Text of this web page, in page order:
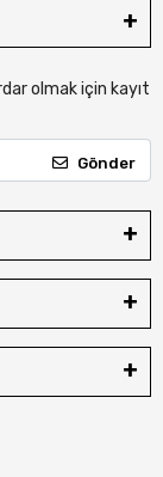
olmak için kayıt
Gönder